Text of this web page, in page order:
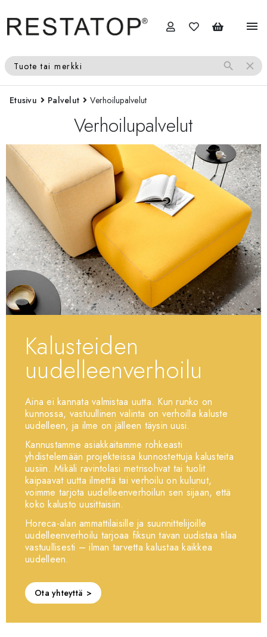
menu
Tuote tai merkki search close
Etusivu Palvelut Verhoilupalvelut
Verhoilupalvelut
Kalusteiden
uudelleenverhoilu
Aina ei kannata valmistaa uutta. Kun runko on
kunnossa, vastuullinen valinta on verhoilla kaluste
uudelleen, ja ilme on jälleen täysin uusi.
Kannustamme asiakkaitamme rohkeasti
yhdistelemään projekteissa kunnostettuja kalusteita
uusiin. Mikäli ravintolasi metrisohvat tai tuolit
kaipaavat uutta ilmettä tai verhoilu on kulunut,
voimme tarjota uudelleenverhoilun sen sijaan, että
koko kalusto uusittaisiin.
Horeca-alan ammattilaisille ja suunnittelijoille
uudelleenverhoilu tarjoaa fiksun tavan uudistaa tilaa
vastuullisesti – ilman tarvetta kalustaa kaikkea
uudelleen.
Ota yhteyttä